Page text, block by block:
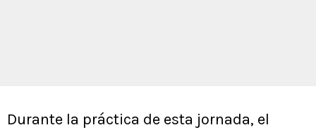
Durante la práctica de esta jornada, el